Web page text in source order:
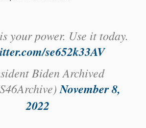
your power. Use it today.
se652k33AV
Biden Archived
November 8,
2022